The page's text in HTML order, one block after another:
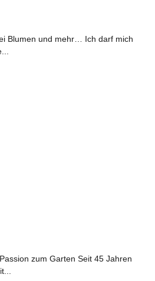
Blumen und mehr… Ich darf mich
zum Garten Seit 45 Jahren